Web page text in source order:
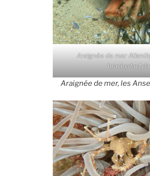
Araignée de mer
brachydactyla
Araignée de mer, les